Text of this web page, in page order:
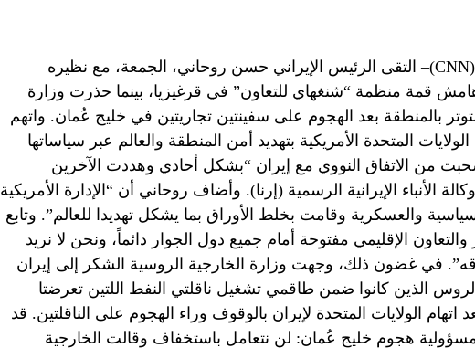
دبي، الإمارات العربية المتحدة (CNN)– التقى الرئيس الإيراني حسن روحاني، الجمعة، مع نظيره
قمة منظمة “شنغهاي للتعاون” في قرغيزيا، بينما حذرت وزارة
بالمنطقة بعد الهجوم على سفينتين تجاريتين في خليج عُمان. واتهم
المتحدة الأمريكية بتهديد أمن المنطقة والعالم عبر سياساتها
من الاتفاق النووي مع إيران “بشكل أحادي وهددت الآخرين
الأنباء الإيرانية الرسمية (إرنا). وأضاف روحاني أن “الإدارة الأمريكية
والعسكرية وقامت بخلط الأوراق بما يشكل تهديدا للعالم”. وتابع
والتعاون الإقليمي مفتوحة أمام جميع دول الجوار دائماً، ونحن لا نريد
في غضون ذلك، وجهت وزارة الخارجية الروسية الشكر إلى إيران
الذين كانوا ضمن طاقمي تشغيل ناقلتي النفط اللتين تعرضتا
الولايات المتحدة لإيران بالوقوف وراء الهجوم على الناقلتين. قد
هجوم خليج عُمان: لن نتعامل باستخفاف وقالت الخارجية